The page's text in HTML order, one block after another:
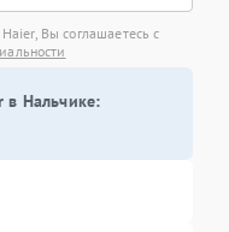
Вы соглашаетесь с
в Нальчике: